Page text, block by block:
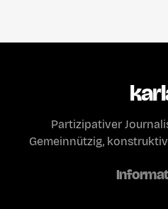
Partizipativer
Gemeinnützig,